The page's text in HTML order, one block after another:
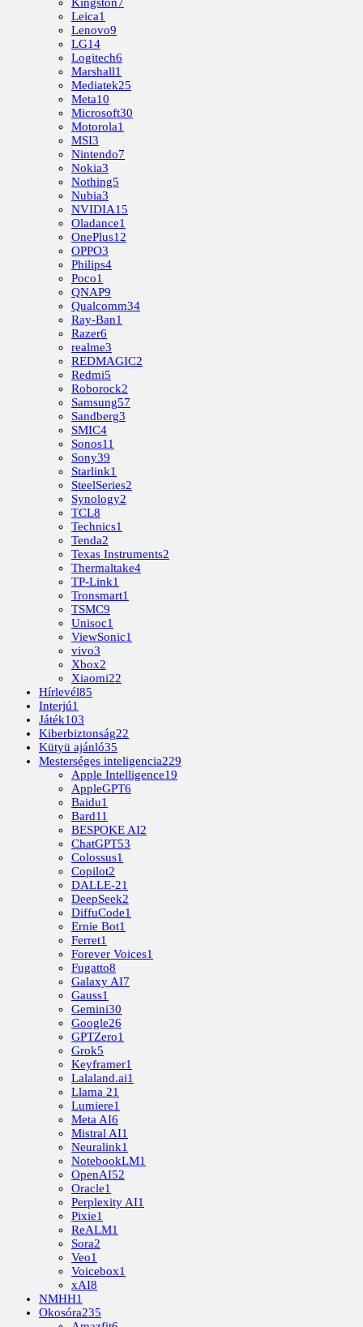
Leica1
Lenovo9
LG14
Logitech6
Marshall1
Mediatek25
Meta10
Microsoft30
Motorola1
MSI3
Nintendo7
Nokia3
Nothing5
Nubia3
NVIDIA15
Oladance1
OnePlus12
OPPO3
Philips4
Poco1
QNAP9
Qualcomm34
Ray-Ban1
Razer6
realme3
REDMAGIC2
Redmi5
Roborock2
Samsung57
Sandberg3
SMIC4
Sonos11
Sony39
Starlink1
SteelSeries2
Synology2
TCL8
Technics1
Tenda2
Texas Instruments2
Thermaltake4
TP-Link1
Tronsmart1
TSMC9
Unisoc1
ViewSonic1
vivo3
Xbox2
Xiaomi22
Hírlevél85
Interjú1
Játék103
Kiberbiztonság22
Kütyü ajánló35
Mesterséges inteligencia229
Apple Intelligence19
AppleGPT6
Baidu1
Bard11
BESPOKE AI2
ChatGPT53
Colossus1
Copilot2
DALLE-21
DeepSeek2
DiffuCode1
Ernie Bot1
Ferret1
Forever Voices1
Fugatto8
Galaxy AI7
Gauss1
Gemini30
Google26
GPTZero1
Grok5
Keyframer1
Lalaland.ai1
Llama 21
Lumiere1
Meta AI6
Mistral AI1
Neuralink1
NotebookLM1
OpenAI52
Oracle1
Perplexity AI1
Pixie1
ReALM1
Sora2
Veo1
Voicebox1
xAI8
NMHH1
Okosóra235